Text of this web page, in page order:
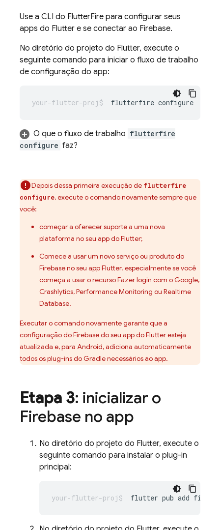
Use a CLI do FlutterFire para configurar seus
apps do Flutter e se conectar ao Firebase.
No diretório do projeto do Flutter, execute o
seguinte comando para iniciar o fluxo de trabalho
de configuração do app:
flutterfire
O que o fluxo de trabalho flutterfire
configure faz?
Depois dessa primeira execução de flutterfire
configure, execute o comando novamente sempre que
você:
começar a oferecer suporte a uma nova
plataforma no seu app do Flutter;
Comece a usar um novo serviço ou produto do
Firebase no seu app Flutter. especialmente se você
começa a usar o recurso Fazer login com o Google,
Crashlytics,Performance Monitoring ou Realtime
Database.
Executar o comando novamente garante que a
configuração do Firebase do seu app do Flutter esteja
atualizada e, para Android, adiciona automaticamente
todos os plug-ins do Gradle necessários ao app.
Etapa 3: inicializar o
Firebase no app
No diretório do projeto do Flutter, execute o
seguinte comando para instalar o plug-in
principal:
flutter pub add